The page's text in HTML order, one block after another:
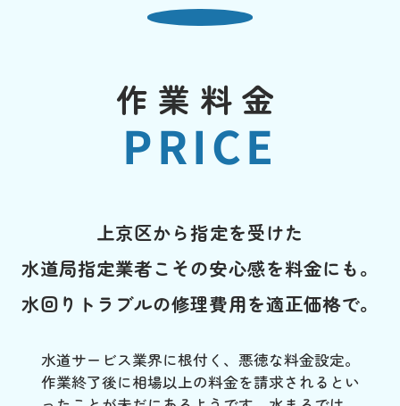
作業料金
PRICE
上京区から指定を受けた
水道局指定業者こその安心感を料金にも。
水回りトラブルの修理費用を適正価格で。
水道サービス業界に根付く、悪徳な料金設定。
作業終了後に相場以上の料金を請求されるとい